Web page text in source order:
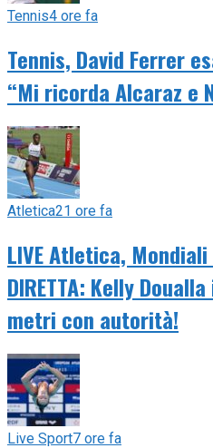
Tennis4 ore fa
Tennis, David Ferrer
“Mi ricorda Alcaraz e
Atletica21 ore fa
LIVE Atletica,
DIRETTA: Kelly
metri con autorità!
Live Sport7 ore fa